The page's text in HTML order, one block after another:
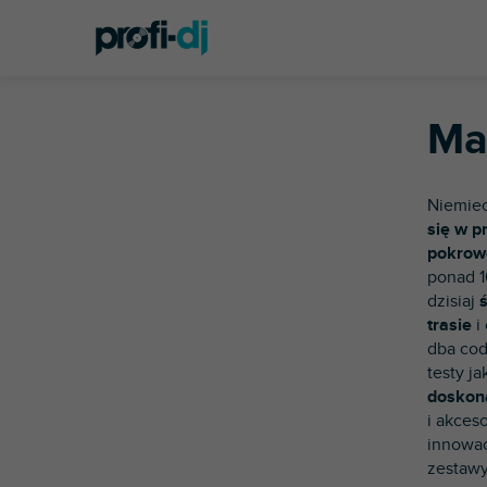
Markowane marki Magma
P
się w
ponad
dzisiaj
trasie i
dba
testy
i
i
a
p
r
o
d
u
k
t
ó
w